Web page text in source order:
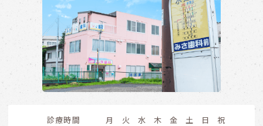
診療時間 月 火 水 木 金 土 日 祝